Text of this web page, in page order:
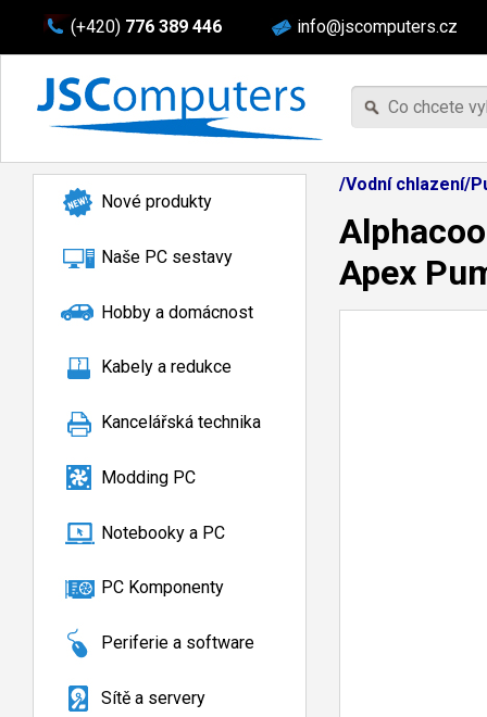
(+420) 776 389 446 info@jscomputers.cz
Nové produkty
Naše PC sestavy
Hobby a domácnost
Kabely a redukce
Kancelářská technika
Modding PC
Notebooky a PC
PC Komponenty
Periferie a software
Sítě a servery
/Vodní chlazení/
Apex